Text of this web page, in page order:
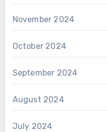
November 2024
October 2024
September 2024
August 2024
July 2024